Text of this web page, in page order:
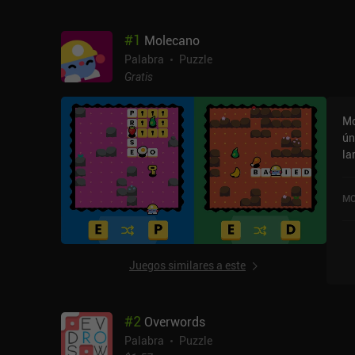
#1 Molecano
Palabra
Puzzle
Gratis
Juegos similares a este
#2 Overwords
Palabra
Puzzle